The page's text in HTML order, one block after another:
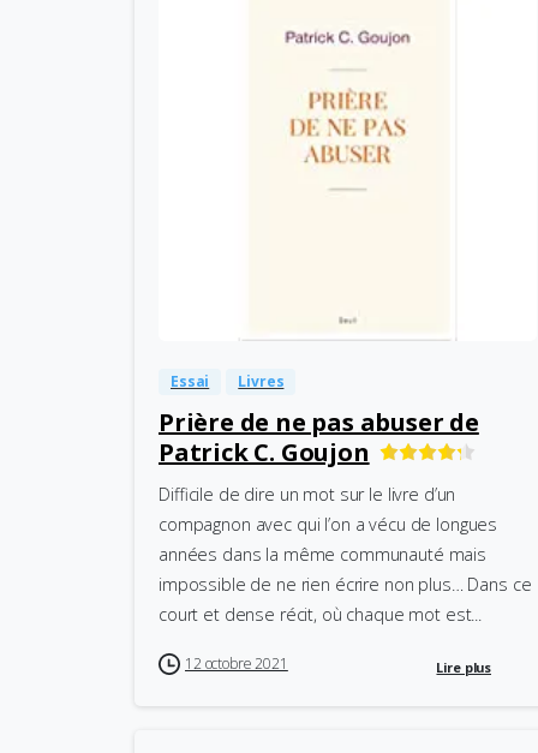
Essai Livres
Prière de ne pas abuser de
Patrick C. Goujon
Difficile de dire un mot sur le livre d’un
compagnon avec qui l’on a vécu de longues
années dans la même communauté mais
impossible de ne rien écrire non plus… Dans ce
court et dense récit, où chaque mot est...
12 octobre 2021 Lire plus